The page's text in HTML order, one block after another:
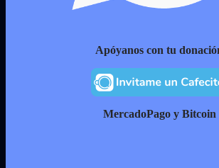
Apóyanos con tu
MercadoPago y Bitcoin